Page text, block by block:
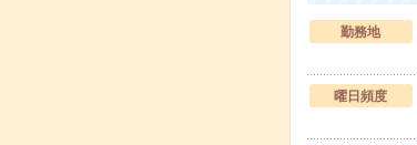
勤務地
曜日頻度